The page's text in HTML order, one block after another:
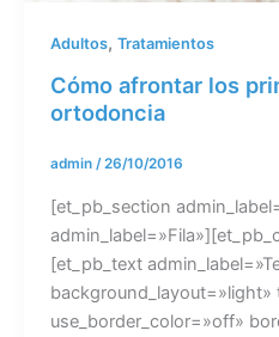
Adultos, Tratamientos
Cómo afrontar los
ortodoncia
admin /26/10/2016
[et_pb_section
[et_pb_text
use_border_color=»off»